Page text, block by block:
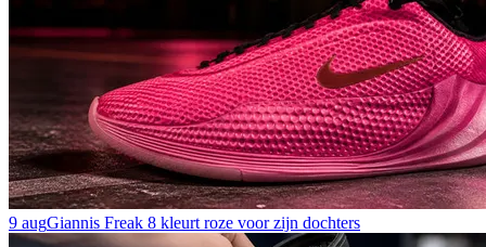
9 augGiannis Freak 8 kleurt roze voor zijn dochters